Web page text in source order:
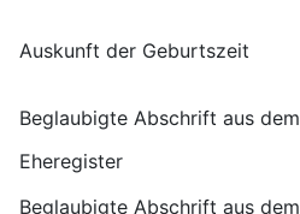
Auskunft der Geburtszeit
Beglaubigte Abschrift aus dem
Eheregister
Beglaubigte Abschrift aus dem